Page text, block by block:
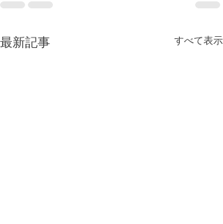
最新記事 すべて表示